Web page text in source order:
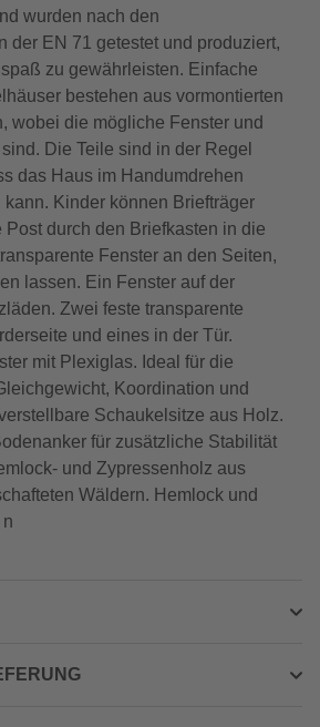
wurden nach den
der EN 71 getestet und produziert,
zu gewährleisten. Einfache
bestehen aus vormontierten
wobei die mögliche Fenster und
Die Teile sind in der Regel
das Haus im Handumdrehen
Kinder können Briefträger
durch den Briefkasten in die
Fenster an den Seiten,
lassen. Ein Fenster auf der
Zwei feste transparente
und eines in der Tür.
mit Plexiglas. Ideal für die
Koordination und
Schaukelsitze aus Holz.
für zusätzliche Stabilität
und Zypressenholz aus
Wäldern. Hemlock und